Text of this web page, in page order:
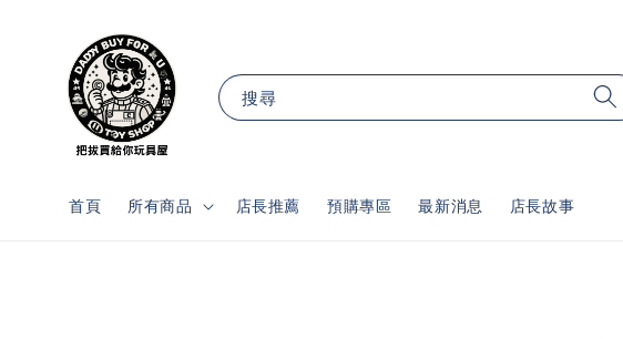
搜尋
首頁 所有商品 店長推薦 預購專區 最新消息 店長故事